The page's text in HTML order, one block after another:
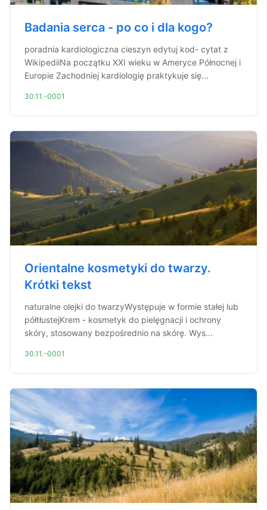
Badania serca - po co i dla kogo?
poradnia kardiologiczna cieszyn edytuj kod- cytat z
WikipediiNa początku XXI wieku w Ameryce Północnej i
Europie Zachodniej kardiologię praktykuje się...
30.11.-0001
Orientalne kosmetyki do twarzy.
Krótki tekst
naturalne olejki do twarzyWystępuje w formie stałej lub
półtłustejKrem - kosmetyk do pielęgnacji i ochrony
skóry, stosowany bezpośrednio na skórę. Wys...
30.11.-0001